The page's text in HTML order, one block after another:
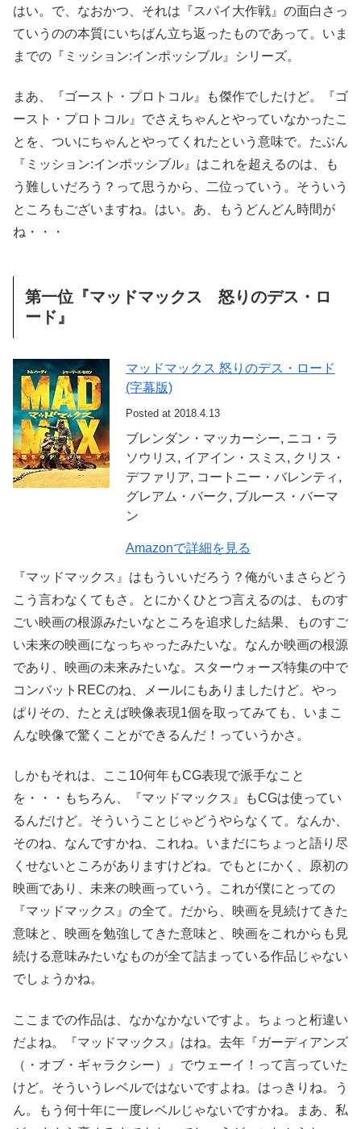
はい。で、なおかつ、それは『スパイ大作戦』の面白さっ
ていうのの本質にいちばん立ち返ったものであって。いま
までの『ミッション:インポッシブル』シリーズ。
まあ、『ゴースト・プロトコル』も傑作でしたけど。『ゴ
ースト・プロトコル』でさえちゃんとやっていなかったこ
とを、ついにちゃんとやってくれたという意味で。たぶん
『ミッション:インポッシブル』はこれを超えるのは、も
う難しいだろう？って思うから、二位っていう。そういう
ところもございますね。はい。あ、もうどんどん時間が
ね・・・
第一位『マッドマックス 怒りのデス・ロ
ード』
マッドマックス 怒りのデス・ロード
(字幕版)
Posted at 2018.4.13
ブレンダン・マッカーシー, ニコ・ラ
ソウリス, イアイン・スミス, クリス・
デファリア, コートニー・バレンティ,
グレアム・バーク, ブルース・バーマ
ン
Amazonで詳細を見る
『マッドマックス』はもういいだろう？俺がいまさらどう
こう言わなくてもさ。とにかくひとつ言えるのは、ものす
ごい映画の根源みたいなところを追求した結果、ものすご
い未来の映画になっちゃったみたいな。なんか映画の根源
であり、映画の未来みたいな。スターウォーズ特集の中で
コンバットRECのね、メールにもありましたけど。やっ
ぱりその、たとえば映像表現1個を取ってみても、いまこ
んな映像で驚くことができるんだ！っていうかさ。
しかもそれは、ここ10何年もCG表現で派手なこと
を・・・もちろん、『マッドマックス』もCGは使ってい
るんだけど。そういうことじゃどうやらなくて。なんか、
そのね、なんですかね、これね。いまだにちょっと語り尽
くせないところがありますけどね。でもとにかく、原初の
映画であり、未来の映画っていう。これが僕にとっての
『マッドマックス』の全て。だから、映画を見続けてきた
意味と、映画を勉強してきた意味と、映画をこれからも見
続ける意味みたいなものが全て詰まっている作品じゃない
でしょうかね。
ここまでの作品は、なかなかないですよ。ちょっと桁違い
だよね。『マッドマックス』はね。去年『ガーディアンズ
（・オブ・ギャラクシー）』でウェーイ！って言っていた
けど。そういうレベルではないですよね。はっきりね。う
ん。もう何十年に一度レベルじゃないですかね。まあ、私